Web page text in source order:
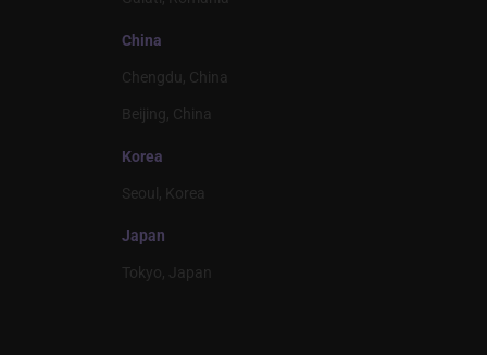
China
Chengdu, China
Beijing, China
Korea
Seoul, Korea
Japan
Tokyo, Japan